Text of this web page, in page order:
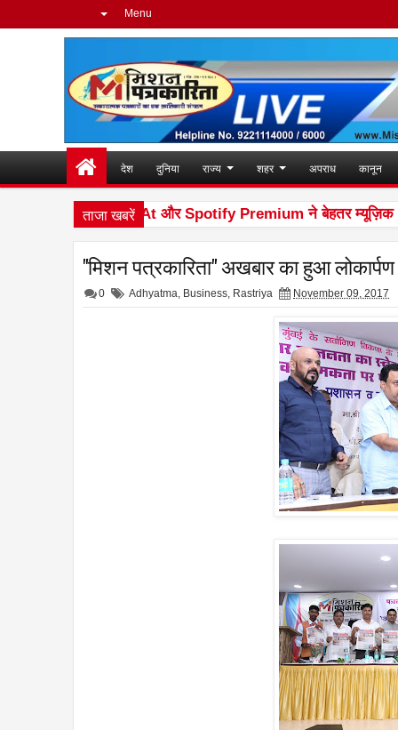
Menu
देश दुनिया राज्य शहर अपराध कानून
ताजा खबरें
10:02 AM boAt और Spotify Premium ने बेहतर म्यूज़िक अनुभव
"मिशन पत्रकारिता" अखबार का हुआ लोकार्पण
0 Adhyatma, Business, Rastriya November 09, 2017